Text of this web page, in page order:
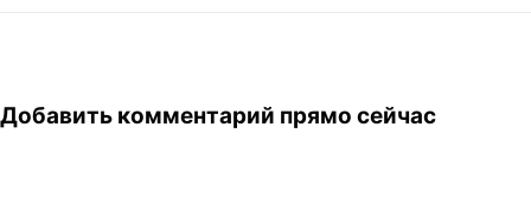
Добавить комментарий прямо сейчас